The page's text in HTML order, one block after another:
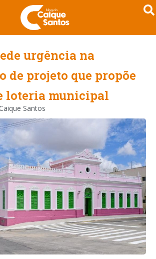
urgência na
de projeto que propõe
loteria municipal
Santos